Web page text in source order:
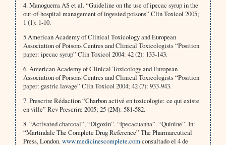
4. Manoguerra AS et al. “Guideline on the use of ipecac syrup in the
out-of-hospital management of ingested poisons” Clin Toxicol 2005;
1 (1): 1-10.
5.American Academy of Clinical Toxicology and European
Association of Poisons Centres and Clinical Toxicologists “Position
paper: ipecac syrup” Clin Toxicol 2004: 42 (2): 133-143.
6. American Academy of Clinical Toxicology and European
Association of Poisons Centres and Clinical Toxicologists “Position
paper: gastric lavage” Clin Toxicol 2004; 42 (7): 933-943.
7. Prescrire Rédaction “Charbon activé en toxicologie: ce qui existe
en ville” Rev Prescrire 2005; 25 (2M): 581-582.
8. “Activated charcoal”, “Digoxin”. “Ipecacuanha”. “Quinine”. In:
“Martindale The Complete Drug Reference” The Pharmarcutical
Press, London.www.medicinescomplete.comconsultado el 4 de